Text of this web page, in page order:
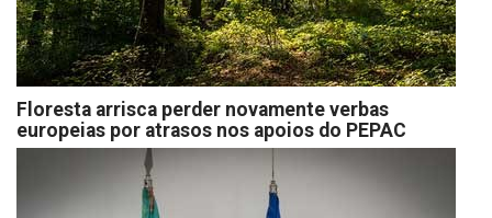
Floresta arrisca perder novamente verbas
europeias por atrasos nos apoios do PEPAC